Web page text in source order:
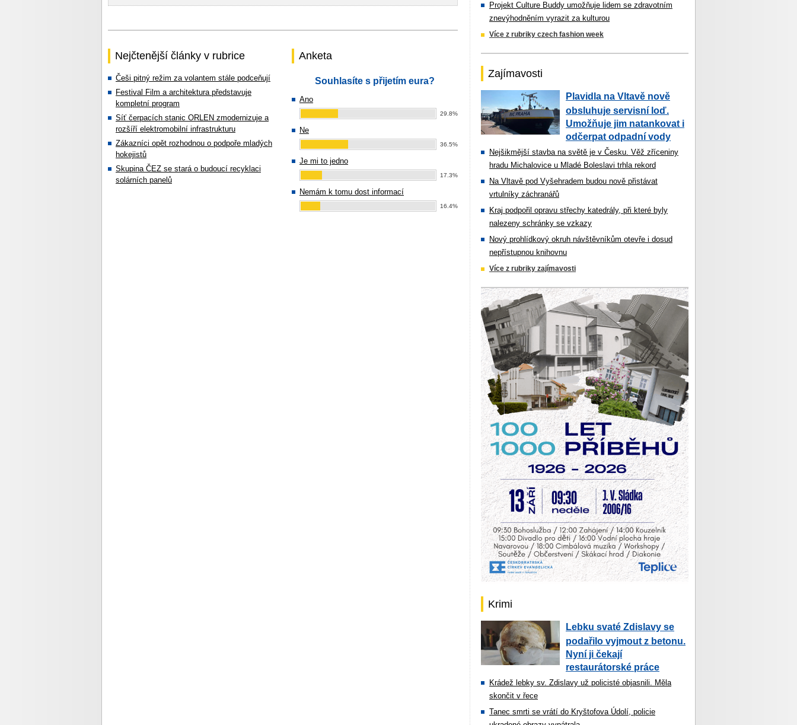
Nejčtenější články v rubrice
Češi pitný režim za volantem stále podceňují
Festival Film a architektura představuje
kompletní program
Síť čerpacích stanic ORLEN zmodernizuje a
rozšíří elektromobilní infrastrukturu
Zákazníci opět rozhodnou o podpoře mladých
hokejistů
Skupina ČEZ se stará o budoucí recyklaci
solárních panelů
Anketa
Souhlasíte s přijetím eura?
Ano
29.8%
Ne
36.5%
Je mi to jedno
17.3%
Nemám k tomu dost informací
16.4%
Projekt Culture Buddy umožňuje lidem se zdravotním
znevýhodněním vyrazit za kulturou
Více z rubriky czech fashion week
Zajímavosti
Plavidla na Vltavě nově
obsluhuje servisní loď.
Umožňuje jim natankovat i
odčerpat odpadní vody
Nejšikmější stavba na světě je v Česku. Věž zříceniny
hradu Michalovice u Mladé Boleslavi trhla rekord
Na Vltavě pod Vyšehradem budou nově přistávat
vrtulníky záchranářů
Kraj podpořil opravu střechy katedrály, při které byly
nalezeny schránky se vzkazy
Nový prohlídkový okruh návštěvníkům otevře i dosud
nepřístupnou knihovnu
Více z rubriky zajímavosti
Krimi
Lebku svaté Zdislavy se
podařilo vyjmout z betonu.
Nyní ji čekají
restaurátorské práce
Krádež lebky sv. Zdislavy už policisté objasnili. Měla
skončit v řece
Tanec smrti se vrátí do Kryštofova Údolí, policie